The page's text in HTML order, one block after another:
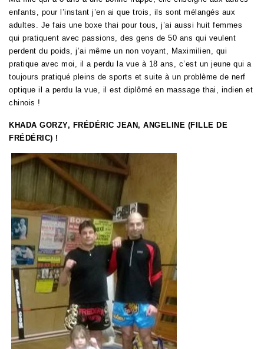
enfants, pour l’instant j’en ai que trois, ils sont mélangés aux
adultes. Je fais une boxe thai pour tous, j’ai aussi huit femmes
qui pratiquent avec passions, des gens de 50 ans qui veulent
perdent du poids, j’ai même un non voyant, Maximilien, qui
pratique avec moi, il a perdu la vue à 18 ans, c’est un jeune qui a
toujours pratiqué pleins de sports et suite à un problème de nerf
optique il a perdu la vue, il est diplômé en massage thai, indien et
chinois !
KHADA GORZY, FRÉDÉRIC JEAN, ANGELINE (FILLE DE
FRÉDÉRIC) !